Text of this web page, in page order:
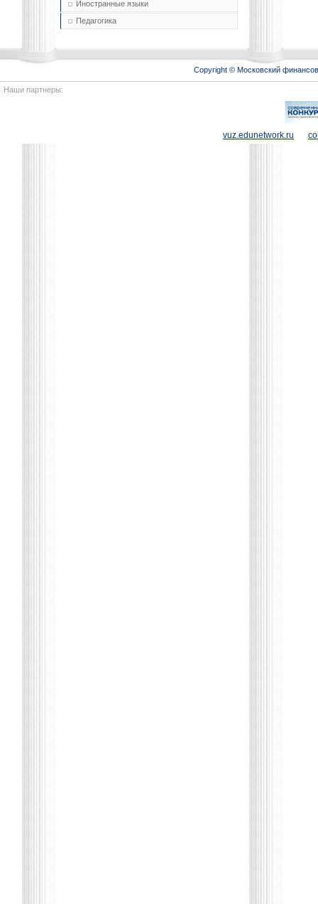
Иностранные языки
Педагогика
Copyright © Московский
Наши партнеры:
vuz.edunetwork.ru